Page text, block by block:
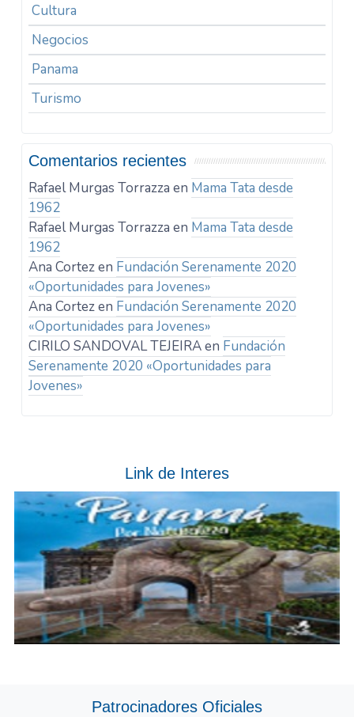
Cultura
Negocios
Panama
Turismo
Comentarios recientes
Rafael Murgas Torrazza en Mama Tata desde
1962
Rafael Murgas Torrazza en Mama Tata desde
1962
Ana Cortezen Fundación Serenamente 2020
«Oportunidades para Jovenes»
Ana Cortezen Fundación Serenamente 2020
«Oportunidades para Jovenes»
CIRILO SANDOVAL TEJEIRAen Fundación
Serenamente 2020 «Oportunidades para
Jovenes»
Link de Interes
Patrocinadores Oficiales